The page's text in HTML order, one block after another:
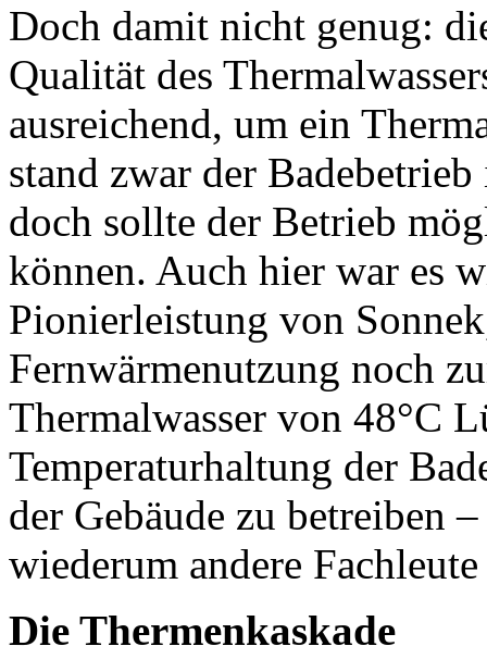
Doch damit nicht genug:
Qualität des
ausreichend, um ein
stand zwar der
doch sollte der Betrieb
können. Auch hier war es
Pionierleistung von
Fernwärmenutzung noch
Thermalwasser von 48°C
Temperaturhaltung der
der Gebäude zu betreiben
wiederum andere
Die Thermenkaskade